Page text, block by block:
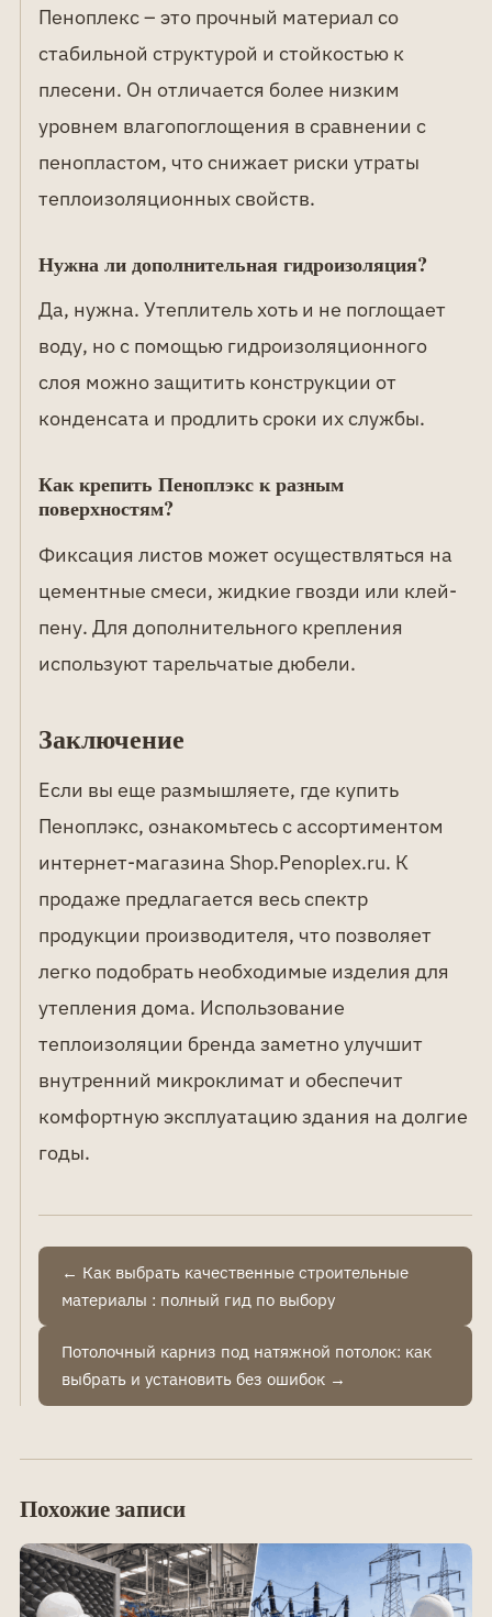
Пеноплекс – это прочный материал со
стабильной структурой и стойкостью к
плесени. Он отличается более низким
уровнем влагопоглощения в сравнении с
пенопластом, что снижает риски утраты
теплоизоляционных свойств.
Нужна ли дополнительная гидроизоляция?
Да, нужна. Утеплитель хоть и не поглощает
воду, но с помощью гидроизоляционного
слоя можно защитить конструкции от
конденсата и продлить сроки их службы.
Как крепить Пеноплэкс к разным
поверхностям?
Фиксация листов может осуществляться на
цементные смеси, жидкие гвозди или клей-
пену. Для дополнительного крепления
используют тарельчатые дюбели.
Заключение
Если вы еще размышляете, где купить
Пеноплэкс, ознакомьтесь с ассортиментом
интернет-магазина Shop.Penoplex.ru. К
продаже предлагается весь спектр
продукции производителя, что позволяет
легко подобрать необходимые изделия для
утепления дома. Использование
теплоизоляции бренда заметно улучшит
внутренний микроклимат и обеспечит
комфортную эксплуатацию здания на долгие
годы.
← Как выбрать качественные строительные
материалы : полный гид по выбору
Потолочный карниз под натяжной потолок: как
выбрать и установить без ошибок →
Похожие записи